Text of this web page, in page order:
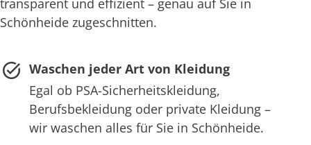
transparent und effizient – genau auf Sie in
Schönheide zugeschnitten.
Waschen jeder Art von Kleidung
Egal ob PSA-Sicherheitskleidung,
Berufsbekleidung oder private Kleidung –
wir waschen alles für Sie in Schönheide.